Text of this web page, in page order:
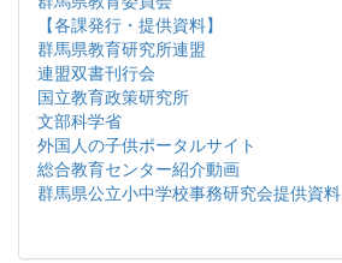
【各課発行・提供資料】
群馬県教育研究所連盟
連盟双書刊行会
国立教育政策研究所
文部科学省
外国人の子供ポータルサイト
総合教育センター紹介動画
群馬県公立小中学校事務研究会提供資料